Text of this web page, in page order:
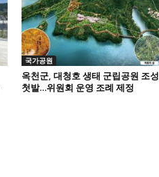
국가공원
옥천군, 대청호 생태 군립공원 조성
첫발…위원회 운영 조례 제정